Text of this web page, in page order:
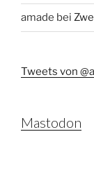
amade bei
Tweets von
Mastodon